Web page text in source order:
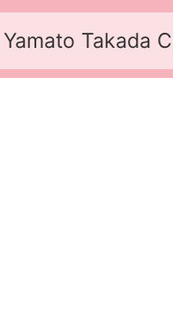
Takada